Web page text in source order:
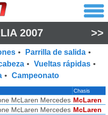
2007 >>
• Parrilla de salida •
• Vueltas rápidas •
• Campeonato
Chasis
McLaren Mercedes McLaren
McLaren Mercedes McLaren